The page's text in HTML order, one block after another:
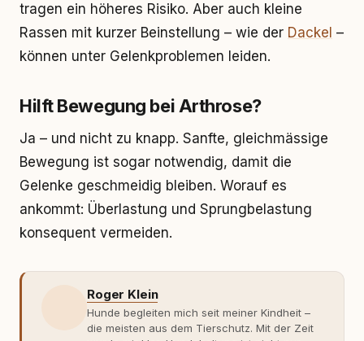
tragen ein höheres Risiko. Aber auch kleine
Rassen mit kurzer Beinstellung – wie der Dackel –
können unter Gelenkproblemen leiden.
Hilft Bewegung bei Arthrose?
Ja – und nicht zu knapp. Sanfte, gleichmässige
Bewegung ist sogar notwendig, damit die
Gelenke geschmeidig bleiben. Worauf es
ankommt: Überlastung und Sprungbelastung
konsequent vermeiden.
Roger Klein
Hunde begleiten mich seit meiner Kindheit –
die meisten aus dem Tierschutz. Mit der Zeit